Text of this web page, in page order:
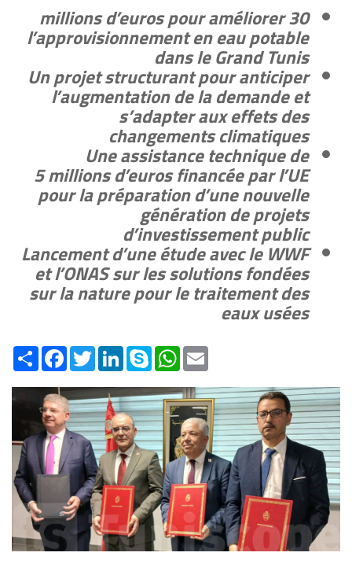
30 millions d’euros pour améliorer
l’approvisionnement en eau potable
dans le Grand Tunis
Un projet structurant pour anticiper
l’augmentation de la demande et
s’adapter aux effets des
changements climatiques
Une assistance technique de
5 millions d’euros financée par l’UE
pour la préparation d’une nouvelle
génération de projets
d’investissement public
Lancement d’une étude avec le WWF
et l’ONAS sur les solutions fondées
sur la nature pour le traitement des
eaux usées
Share
FacebookTwitterLinkedInSkype
WhatsAppEmail